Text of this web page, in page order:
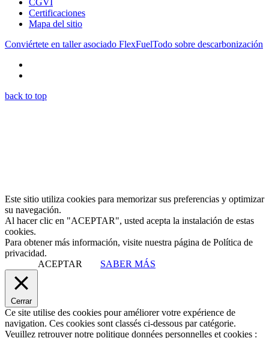
CGVI
Certificaciones
Mapa del sitio
Conviértete en taller asociado FlexFuelTodo sobre descarbonización
back to top
Este sitio utiliza cookies para memorizar sus preferencias y optimizar
su navegación.
Al hacer clic en "ACEPTAR", usted acepta la instalación de estas
cookies.
Para obtener más información, visite nuestra página de Política de
privacidad.
ACEPTAR
SABER MÁS
Cerrar
Ce site utilise des cookies pour améliorer votre expérience de
navigation. Ces cookies sont classés ci-dessous par catégorie.
Veuillez retrouver notre politique données personnelles et cookies :